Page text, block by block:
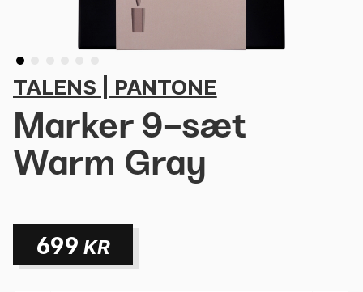
TALENS | PANTONE
Marker 9-sæt
Warm Gray
699 KR